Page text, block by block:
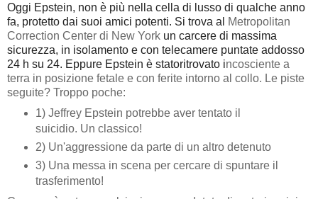
Oggi Epstein, non è più nella cella di lusso di qualche anno
fa, protetto dai suoi amici potenti. Si trova al
Metropolitan
Correction Center di New York un carcere di massima
sicurezza, in isolamento e con telecamere puntate addosso
24 h su 24. Eppure Epstein è statoritrovato incosciente a
terra in posizione fetale e con ferite intorno al collo. Le piste
seguite? Troppo poche:
1) Jeffrey Epstein potrebbe aver tentato il
suicidio. Un classico!
2) Un'aggressione da parte di un altro detenuto
3) Una messa in scena per cercare di spuntare il
trasferimento!